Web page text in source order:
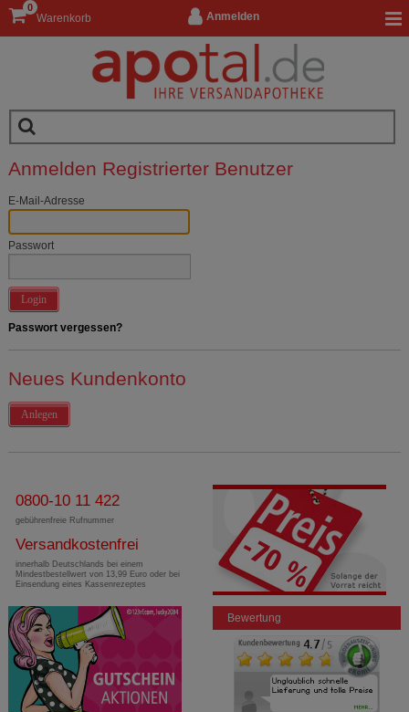
Anmelden
Warenkorb
0
Anmelden Registrierter Benutzer
E-Mail-Adresse
Passwort
Login
Passwort vergessen?
Neues Kundenkonto
Anlegen
0800-10 11 422
gebührenfreie Rufnummer
Versandkostenfrei
innerhalb Deutschlands bei einem
Mindestbestellwert von 13,99 Euro oder bei
Einsendung eines Kassenrezeptes
Bewertung